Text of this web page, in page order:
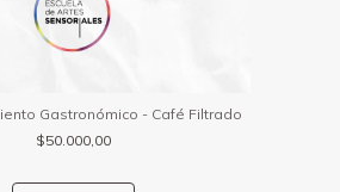
Gastronómico - Café Filtrado
$50.000,00